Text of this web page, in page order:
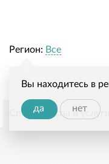
Регион: Все
Вы находитесь в
да нет
Специалисты и услуги